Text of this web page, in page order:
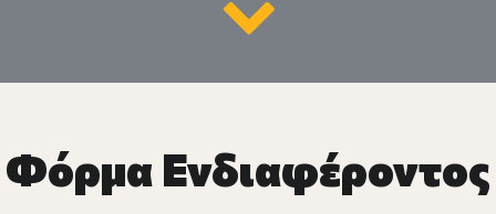
Φόρμα Ενδιαφέροντος